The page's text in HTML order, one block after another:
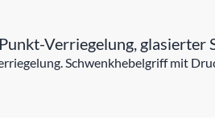
Verriegelung, glasierter
Schwenkhebelgriff mit